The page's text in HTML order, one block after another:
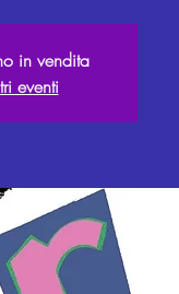
in vendita
eventi